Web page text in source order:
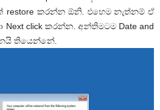
restore කරන්න ඕනි. එහෙම නැත්නම් ඒ
Next click කරන්න. අන්තිමටම Date and
තියෙන්නේ.